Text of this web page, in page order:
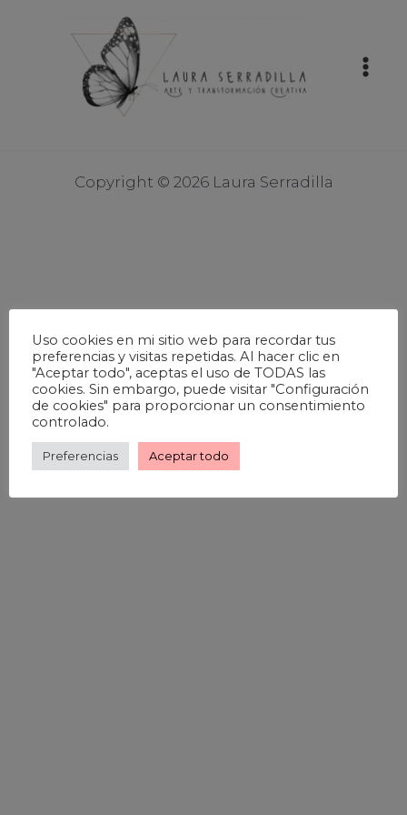
Copyright © 2026 Laura Serradilla
Uso cookies en mi sitio web para recordar tus
preferencias y visitas repetidas. Al hacer clic en
"Aceptar todo", aceptas el uso de TODAS las
cookies. Sin embargo, puede visitar "Configuración
de cookies" para proporcionar un consentimiento
controlado.
Preferencias Aceptar todo